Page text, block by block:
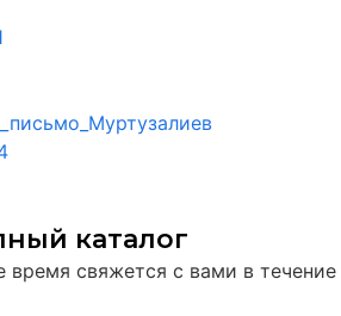
каталог
время свяжется с вами в течение